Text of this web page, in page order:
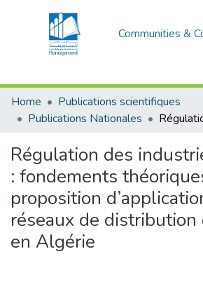
Communities &
Home
Publications scientifiques
Publications Nationales
Régulation des
: fondements
proposition
réseaux de distribution
en Algérie